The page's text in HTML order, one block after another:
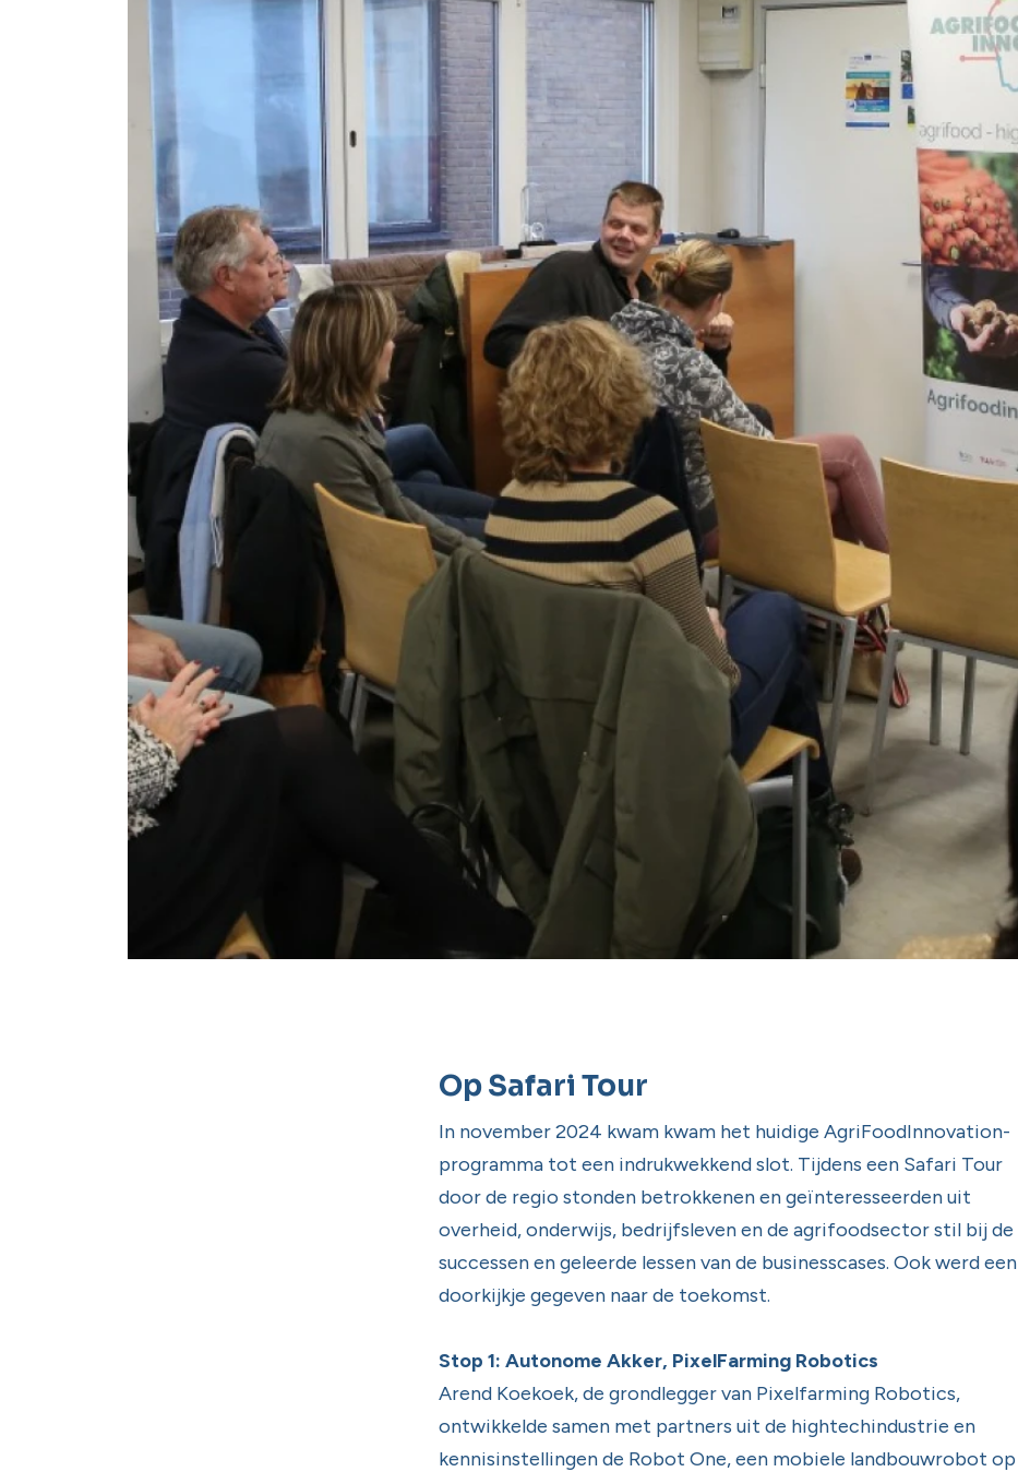
Op Safari Tour
In november 2024 kwam kwam het huidige AgriFoodInnovation-
programma tot een indrukwekkend slot. Tijdens een Safari Tour
door de regio stonden betrokkenen en geïnteresseerden uit
overheid, onderwijs, bedrijfsleven en de agrifoodsector stil bij de
successen en geleerde lessen van de businesscases. Ook werd een
doorkijkje gegeven naar de toekomst.
Stop 1: Autonome Akker, PixelFarming Robotics
Arend Koekoek, de grondlegger van Pixelfarming Robotics,
ontwikkelde samen met partners uit de hightechindustrie en
kennisinstellingen de Robot One, een mobiele landbouwrobot op